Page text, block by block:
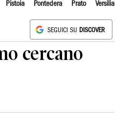
Pistoia Pontedera Prato Versilia
SEGUICI SU DISCOVER
cercano